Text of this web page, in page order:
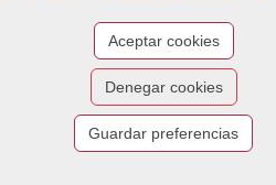
Política de Cookies-Accesibilidad
Aceptar cookies
Denegar cookies
Guardar preferencias